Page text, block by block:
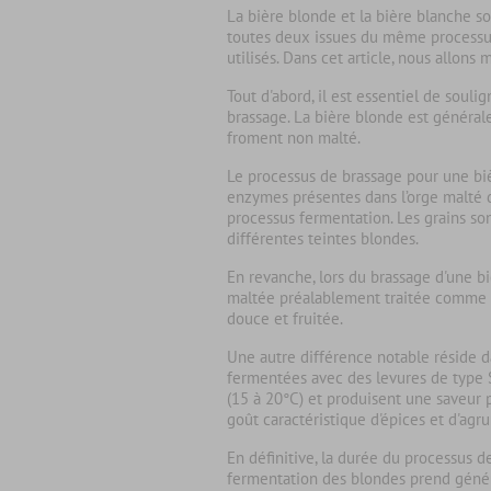
La bière blonde et la bière blanche
toutes deux issues du même
utilisés. Dans cet article, nous allons
Tout d'abord, il est essentiel de
brassage. La bière blonde est
froment non malté.
Le processus de brassage pour une
enzymes présentes dans l’orge
processus fermentation. Les grains
différentes teintes blondes.
En revanche, lors du brassage d'une
maltée préalablement traitée
douce et fruitée.
Une autre différence notable réside
fermentées avec des levures de type
(15 à 20°C) et produisent une
goût caractéristique d'épices et
En définitive, la durée du processus
fermentation des blondes prend